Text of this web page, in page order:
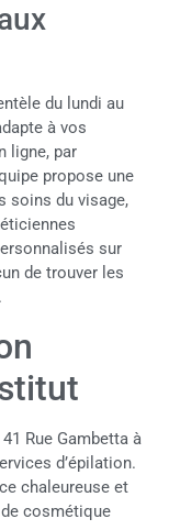
du lundi au
à vos
ligne, par
propose une
soins du visage,
sur
de trouver les
Rue Gambetta à
d’épilation.
chaleureuse et
cosmétique